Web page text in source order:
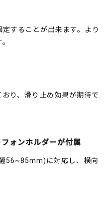
することが出来ます。より
り、滑り止め効果が期待で
ォンホルダーが付属
56~85mm)に対応し、横向